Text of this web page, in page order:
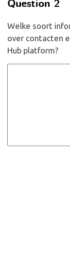
Question 2
Welke soort
over contacten
Hub platform?